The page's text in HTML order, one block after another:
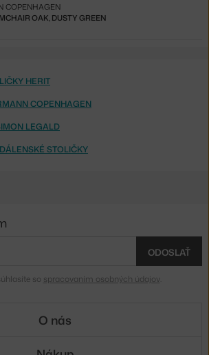
OAK, DUSTY GREEN
COPENHAGEN
HERIT
COPENHAGEN
LEGALD
STOLIČKY
ODOSLAŤ
so spracovaním osobných údajov.
O nás